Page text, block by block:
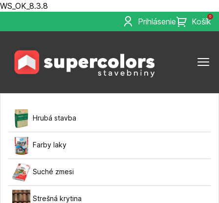
WS_OK_8.3.8
Prihlásenie
0
Košík
Hrubá stavba
Farby laky
Suché zmesi
Strešná krytina